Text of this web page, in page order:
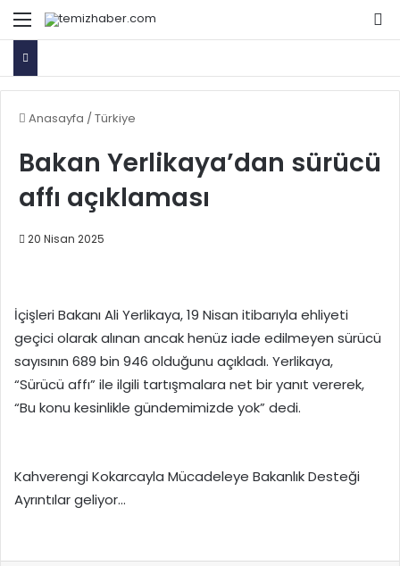
Menü
Anasayfa /Türkiye
Bakan Yerlikaya’dan sürücü
affı açıklaması
20 Nisan 2025
İçişleri Bakanı Ali Yerlikaya, 19 Nisan itibarıyla ehliyeti
geçici olarak alınan ancak henüz iade edilmeyen sürücü
sayısının 689 bin 946 olduğunu açıkladı. Yerlikaya,
“Sürücü affı” ile ilgili tartışmalara net bir yanıt vererek,
“Bu konu kesinlikle gündemimizde yok” dedi.
Kahverengi Kokarcayla Mücadeleye Bakanlık Desteği
Ayrıntılar geliyor…